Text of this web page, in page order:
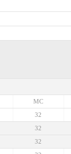
МС
32
32
32